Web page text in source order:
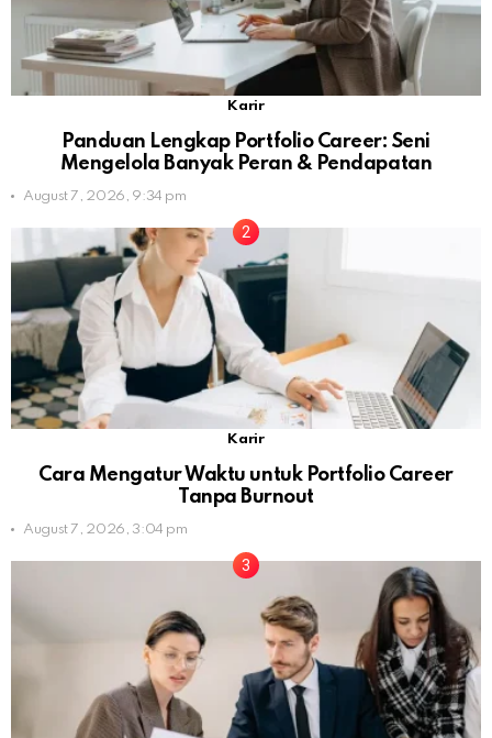
Karir
Panduan Lengkap Portfolio Career: Seni
Mengelola Banyak Peran & Pendapatan
August 7, 2026, 9:34 pm
Karir
Cara Mengatur Waktu untuk Portfolio Career
Tanpa Burnout
August 7, 2026, 3:04 pm